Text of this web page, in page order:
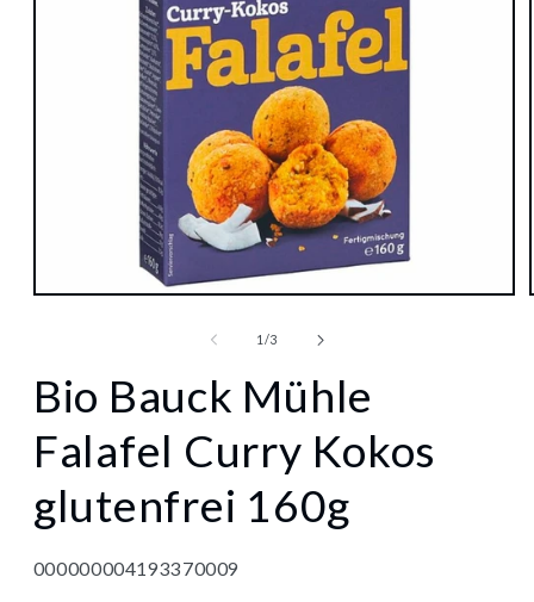
1 /von
3
Bio Bauck Mühle
Falafel Curry Kokos
glutenfrei 160g
000000004193370009